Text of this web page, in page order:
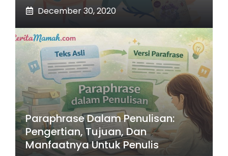
December 30, 2020
Paraphrase Dalam Penulisan:
Pengertian, Tujuan, Dan
Manfaatnya Untuk Penulis